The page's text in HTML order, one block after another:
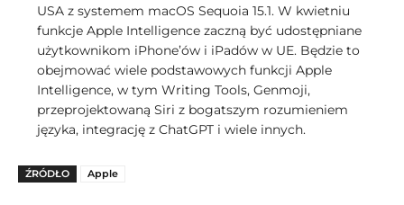
USA z systemem macOS Sequoia 15.1. W kwietniu
funkcje Apple Intelligence zaczną być udostępniane
użytkownikom iPhone’ów i iPadów w UE. Będzie to
obejmować wiele podstawowych funkcji Apple
Intelligence, w tym Writing Tools, Genmoji,
przeprojektowaną Siri z bogatszym rozumieniem
języka, integrację z ChatGPT i wiele innych.
ŹRÓDŁO Apple